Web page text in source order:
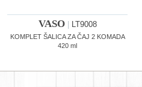
VASO| LT9008
KOMPLET ŠALICA ZA ČAJ 2 KOMADA
420 ml